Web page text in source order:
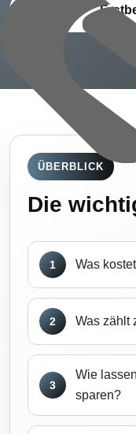
ÜBERBLICK
Die
1 Was
2 Was zählt
3
Wie
sparen?